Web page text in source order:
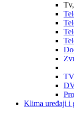
Klima uređaji i